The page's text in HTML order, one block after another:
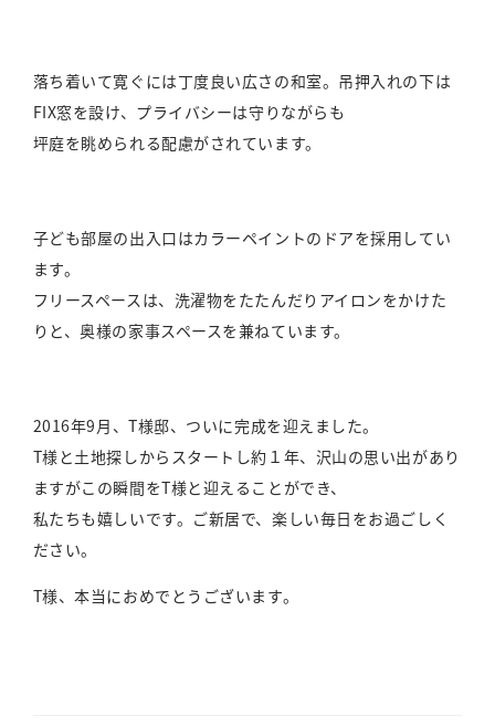
落ち着いて寛ぐには丁度良い広さの和室。吊押入れの下は
FIX窓を設け、プライバシーは守りながらも
坪庭を眺められる配慮がされています。
子ども部屋の出入口はカラーペイントのドアを採用してい
ます。
フリースペースは、洗濯物をたたんだりアイロンをかけた
りと、奥様の家事スペースを兼ねています。
2016年9月、T様邸、ついに完成を迎えました。
T様と土地探しからスタートし約１年、沢山の思い出があり
ますがこの瞬間をT様と迎えることができ、
私たちも嬉しいです。ご新居で、楽しい毎日をお過ごしく
ださい。
T様、本当におめでとうございます。